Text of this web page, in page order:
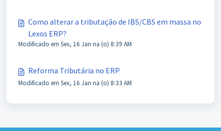
Como alterar a tributação de IBS/CBS em massa no
Lexos ERP?
Modificado em Sex, 16 Jan na (o) 8:39 AM
Reforma Tributária no ERP
Modificado em Sex, 16 Jan na (o) 8:33 AM